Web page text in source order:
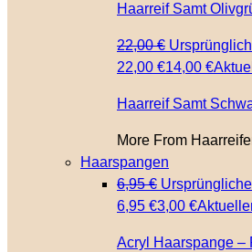
Haarreif Samt
22,00€
22,00 €14,00 €
Haarreif Samt
More From
Haarspangen
6,95€
6,95 €3,00 €
Acryl Haarspange –